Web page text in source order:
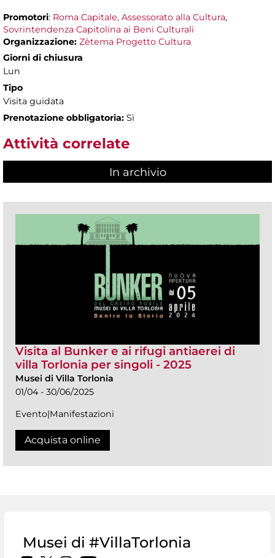
Promotori: Roma Capitale, Assessorato alla Cultura,
Sovrintendenza Capitolina ai Beni Culturali
Organizzazione: Zètema Progetto Cultura
Giorni di chiusura
Lun
Tipo
Visita guidata
Prenotazione obbligatoria: Sì
Attività correlate
In archivio
Visita al Bunker e ai rifugi antiaerei di
villa Torlonia per singoli - 2025
Musei di Villa Torlonia
01/04 - 30/06/2025
Evento|Manifestazioni
Acquista online
Musei di #VillaTorlonia